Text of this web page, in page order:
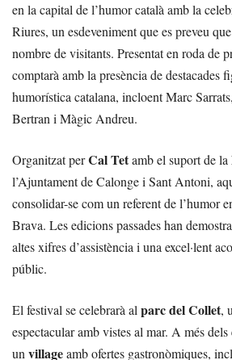
en la capital de l’humor català amb la
Riures, un esdeveniment que es preveu
nombre de visitants. Presentat en roda de
comptarà amb la presència de destacades
humorística catalana, incloent Marc
Bertran i Màgic Andreu.
Organitzat perCal Tetamb el suport de la
l’Ajuntament de Calonge i Sant Antoni,
consolidar-se com un referent de l’humor
Brava. Les edicions passades han
altes xifres d’assistència i una excel·lent
públic.
El festival se celebrarà al parc del Collet,
espectacular amb vistes al mar. A més dels
un villageamb ofertes gastronòmiques,